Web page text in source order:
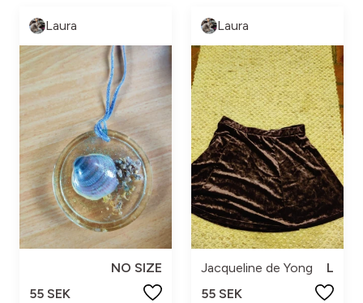
Laura
NO SIZE
55 SEK
Laura
Jacqueline de Yong
L
55 SEK